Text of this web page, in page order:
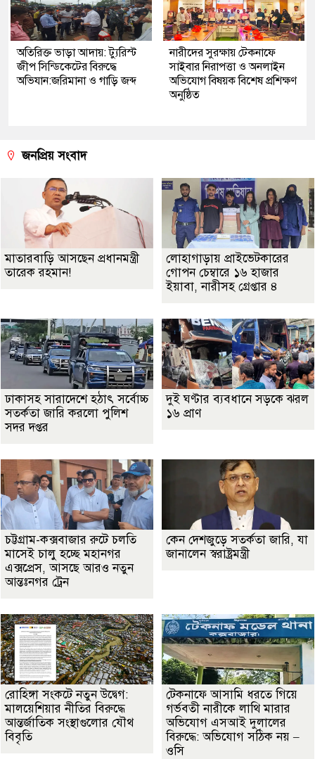
অতিরিক্ত ভাড়া আদায়: ট্যুরিস্ট
জীপ সিন্ডিকেটের বিরুদ্ধে
অভিযান:জরিমানা ও গাড়ি জব্দ
নারীদের সুরক্ষায় টেকনাফে
সাইবার নিরাপত্তা ও অনলাইন
অভিযোগ বিষয়ক বিশেষ প্রশিক্ষণ
অনুষ্ঠিত
জনপ্রিয় সংবাদ
মাতারবাড়ি আসছেন প্রধানমন্ত্রী
তারেক রহমান!
লোহাগাড়ায় প্রাইভেটকারের
গোপন চেম্বারে ১৬ হাজার
ইয়াবা, নারীসহ গ্রেপ্তার ৪
ঢাকাসহ সারাদেশে হঠাৎ সর্বোচ্চ
সতর্কতা জা‌রি করলো পুলিশ
সদর দপ্তর
দুই ঘণ্টার ব্যবধানে সড়কে ঝরল
১৬ প্রাণ
চট্টগ্রাম-কক্সবাজার রুটে চলতি
মাসেই চালু হচ্ছে মহানগর
এক্সপ্রেস, আসছে আরও নতুন
আন্তঃনগর ট্রেন
কেন দেশজুড়ে সতর্কতা জারি, যা
জানালেন স্বরাষ্ট্রমন্ত্রী
রোহিঙ্গা সংকটে নতুন উদ্বেগ:
মালয়েশিয়ার নীতির বিরুদ্ধে
আন্তর্জাতিক সংস্থাগুলোর যৌথ
বিবৃতি
টেকনাফে আসামি ধরতে গিয়ে
গর্ভবতী নারীকে লাথি মারার
অভিযোগ এসআই দুলালের
বিরুদ্ধে: অভিযোগ সঠিক নয় –
ওসি